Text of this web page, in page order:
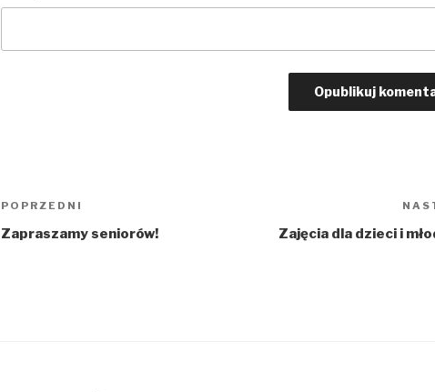
Nawigacja
wpisu
Poprzedni
wpis
POPRZEDNI
Zapraszamy seniorów! Zajęcia dla dzieci i